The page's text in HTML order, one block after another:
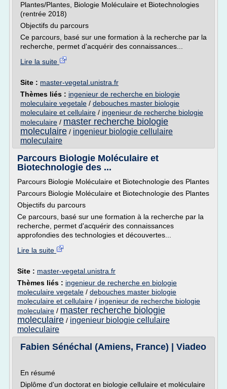
Plantes/Plantes, Biologie Moléculaire et Biotechnologies
(rentrée 2018)
Objectifs du parcours
Ce parcours, basé sur une formation à la recherche par la
recherche, permet d'acquérir des connaissances...
Lire la suite
Site : master-vegetal.unistra.fr
Thèmes liés : ingenieur de recherche en biologie
moleculaire vegetale / debouches master biologie
moleculaire et cellulaire / ingenieur de recherche biologie
moleculaire / master recherche biologie
moleculaire / ingenieur biologie cellulaire
moleculaire
Parcours Biologie Moléculaire et
Biotechnologie des ...
Parcours Biologie Moléculaire et Biotechnologie des Plantes
Parcours Biologie Moléculaire et Biotechnologie des Plantes
Objectifs du parcours
Ce parcours, basé sur une formation à la recherche par la
recherche, permet d'acquérir des connaissances
approfondies des technologies et découvertes...
Lire la suite
Site : master-vegetal.unistra.fr
Thèmes liés : ingenieur de recherche en biologie
moleculaire vegetale / debouches master biologie
moleculaire et cellulaire / ingenieur de recherche biologie
moleculaire / master recherche biologie
moleculaire / ingenieur biologie cellulaire
moleculaire
Fabien Sénéchal (Amiens, France) | Viadeo
En résumé
Diplôme d'un doctorat en biologie cellulaire et moléculaire